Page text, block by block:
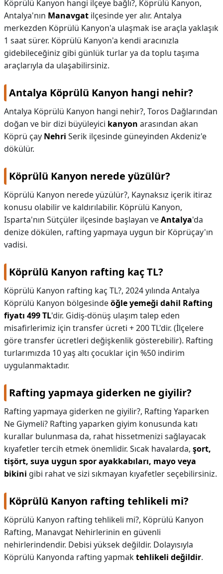
Köprülü Kanyon hangi ilçeye bağlı?, Köprülü Kanyon,
Antalya'nın Manavgat ilçesinde yer alır. Antalya
merkezden Köprülü Kanyon'a ulaşmak ise araçla yaklaşık
1 saat sürer. Köprülü Kanyon'a kendi aracınızla
gidebileceğiniz gibi günlük turlar ya da toplu taşıma
araçlarıyla da ulaşabilirsiniz.
Antalya Köprülü Kanyon hangi nehir?
Antalya Köprülü Kanyon hangi nehir?, Toros Dağlarından
doğan ve bir dizi büyüleyici kanyon arasından akan
Köprü çay Nehri Serik ilçesinde güneyinden Akdeniz'e
dökülür.
Köprülü Kanyon nerede yüzülür?
Köprülü Kanyon nerede yüzülür?, Kaynaksız içerik itiraz
konusu olabilir ve kaldırılabilir. Köprülü Kanyon,
Isparta'nın Sütçüler ilçesinde başlayan veAntalya'da
denize dökülen, rafting yapmaya uygun bir Köprüçay'ın
vadisi.
Köprülü Kanyon rafting kaç TL?
Köprülü Kanyon rafting kaç TL?, 2024 yılında Antalya
Köprülü Kanyon bölgesindeöğle yemeği dahil Rafting
fiyatı 499 TL'dir. Gidiş-dönüş ulaşım talep eden
misafirlerimiz için transfer ücreti + 200 TL'dir. (İlçelere
göre transfer ücretleri değişkenlik gösterebilir). Rafting
turlarımızda 10 yaş altı çocuklar için %50 indirim
uygulanmaktadır.
Rafting yapmaya giderken ne giyilir?
Rafting yapmaya giderken ne giyilir?, Rafting Yaparken
Ne Giymeli? Rafting yaparken giyim konusunda katı
kurallar bulunmasa da, rahat hissetmenizi sağlayacak
kıyafetler tercih etmek önemlidir. Sıcak havalarda, şort,
tişört, suya uygun spor ayakkabıları, mayo veya
bikini gibi rahat ve sizi sıkmayan kıyafetler seçebilirsiniz.
Köprülü Kanyon rafting tehlikeli mi?
Köprülü Kanyon rafting tehlikeli mi?, Köprülü Kanyon
Rafting, Manavgat Nehirlerinin en güvenli
nehirlerindendir. Debisi yüksek değildir. Dolayısıyla
Köprülü Kanyonda rafting yapmaktehlikeli değildir.